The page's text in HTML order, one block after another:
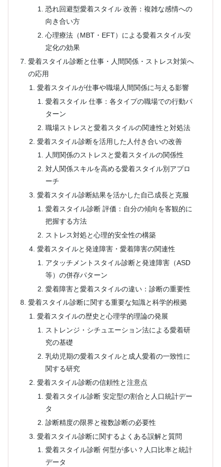
恐れ回避型愛着スタイル 改善：複雑な感情への
向き合い方
心理療法（MBT・EFT）による愛着スタイル安
定化の効果
愛着スタイル診断と仕事・人間関係・ストレス対策へ
の応用
愛着スタイルが仕事や職場人間関係に与える影響
愛着スタイル 仕事：各タイプの職場での行動パ
ターン
職場ストレスと愛着スタイルの関連性と対処法
愛着スタイル診断を活用した人付き合いの改善
人間関係のストレスと愛着スタイルの関係性
対人関係スキルを高める愛着スタイル別アプロ
ーチ
愛着スタイル診断結果を活かした自己成長と克服
愛着スタイル診断 評価：自分の傾向を客観的に
把握する方法
ストレス対処と心理的安全性の構築
愛着スタイルと発達障害・愛着障害の関連性
アタッチメントスタイル診断と発達障害（ASD
等）の併存パターン
愛着障害と愛着スタイルの違い：診断の重要性
愛着スタイル診断に関する重要な知識と科学的根拠
愛着スタイルの歴史と心理学的理論の発展
ストレンジ・シチュエーション法による愛着研
究の基礎
乳幼児期の愛着スタイルと成人愛着の一致性に
関する研究
愛着スタイル診断の信頼性と注意点
愛着スタイル診断 安定型の割合と人口統計デー
タ
診断精度の限界と複数診断の必要性
愛着スタイル診断に関するよくある誤解と質問
愛着スタイル診断 何型が多い？人口比率と統計
データ